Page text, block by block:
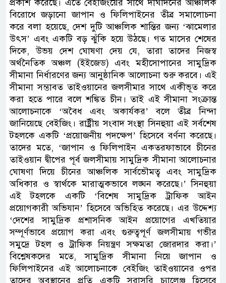
প্রকাশ করেছে। এতে বেইজিংয়ের সাথে দীর্ঘদিনের আঞ্চলিক
বিরোধে জড়ানো জাপান ও ফিলিপাইনের তীব্র সমালোচনা
করে বলা হয়েছে, দেশ দুটি আঞ্চলিক শান্তির জন্য ‘ঝামেলার
উৎস’ এবং একটি বড় ঝুঁকি হয়ে উঠছে। গত মাসের শেষের
দিকে, উভয় দেশ ঘোষণা দেয় যে, তারা তাদের নিজস্ব
অর্থনৈতিক অঞ্চল (ইইজেড) এবং মহীসোপানের সামুদ্রিক
সীমানা নির্ধারণের জন্য আনুষ্ঠানিক আলোচনা শুরু করবে। এই
সীমানা সম্ভাবত তাইওয়ানের জলসীমার সাথে একীভূত করে
করা হতে পারে বলে শঙ্কিত চীন। তাই এই সীমানা সংক্রান্ত
আলোচনাকে ‘অবৈধ এবং অকার্যকর’ বলে তীব্র নিন্দা
জানিয়েছে বেইজিং। রাষ্ট্রীয় সংবাদ সংস্থা সিনহুয়া এই সর্বশেষ
টহলকে একটি ‘প্রয়োজনীয় পদক্ষেপ’ হিসেবে বর্ণনা করেছে।
তাদের মতে, ‘জাপান ও ফিলিপাইন একতরফাভাবে চীনের
তাইওয়ান দ্বীপের পূর্ব জলসীমায় সামুদ্রিক সীমানা আলোচনার
ঘোষণা দিয়ে চীনের আঞ্চলিক সার্বভৌমত্ব এবং সামুদ্রিক
অধিকার ও স্বার্থকে মারাত্মকভাবে লঙ্ঘন করেছে।’ সিনহুয়া
এই টহলকে একটি ‘বিশেষ সামুদ্রিক ট্রাফিক আইন
প্রয়োগকারী অভিযান’ হিসেবে অভিহিত করেছে। এর উদ্দেশ্য
‘দেশের সামুদ্রিক প্রশাসনিক আইন প্রয়োগের এখতিয়ার
সম্পূর্ণভাবে প্রয়োগ করা এবং গুরুত্বপূর্ণ জলসীমায় গভীর
সমুদ্রে টহল ও ট্রাফিক নিয়ন্ত্রণ সক্ষমতা জোরদার করা।’
বিশ্লেষকদের মতে, সামুদ্রিক সীমানা নিয়ে জাপান ও
ফিলিপাইনের এই আলোচনাকে বেইজিং তাইওয়ানের ওপর
তাদের অবস্থানের প্রতি একটি সরাসরি চ্যালেঞ্জ হিসেবে